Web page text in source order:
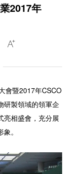
2017年

會暨2017年CSCO
研製領域的領軍企
亮相盛會，充分展
。